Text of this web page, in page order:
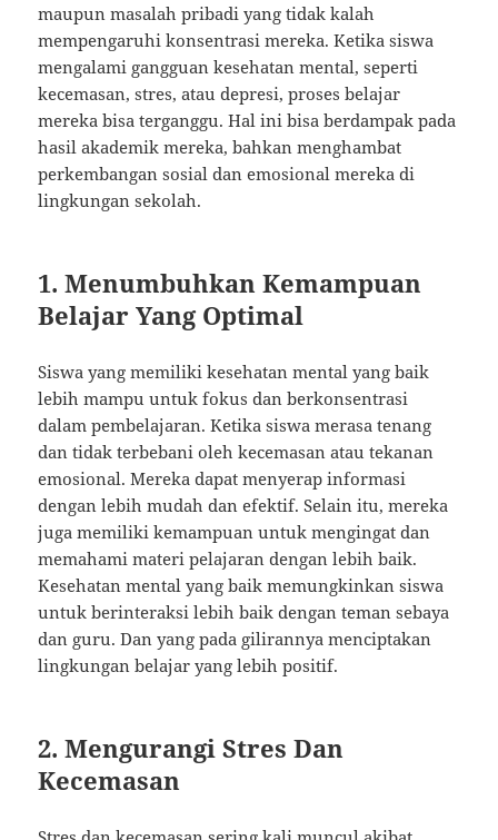
maupun masalah pribadi yang tidak kalah
mempengaruhi konsentrasi mereka. Ketika siswa
mengalami gangguan kesehatan mental, seperti
kecemasan, stres, atau depresi, proses belajar
mereka bisa terganggu. Hal ini bisa berdampak pada
hasil akademik mereka, bahkan menghambat
perkembangan sosial dan emosional mereka di
lingkungan sekolah.
1. Menumbuhkan Kemampuan
Belajar Yang Optimal
Siswa yang memiliki kesehatan mental yang baik
lebih mampu untuk fokus dan berkonsentrasi
dalam pembelajaran. Ketika siswa merasa tenang
dan tidak terbebani oleh kecemasan atau tekanan
emosional. Mereka dapat menyerap informasi
dengan lebih mudah dan efektif. Selain itu, mereka
juga memiliki kemampuan untuk mengingat dan
memahami materi pelajaran dengan lebih baik.
Kesehatan mental yang baik memungkinkan siswa
untuk berinteraksi lebih baik dengan teman sebaya
dan guru. Dan yang pada gilirannya menciptakan
lingkungan belajar yang lebih positif.
2. Mengurangi Stres Dan
Kecemasan